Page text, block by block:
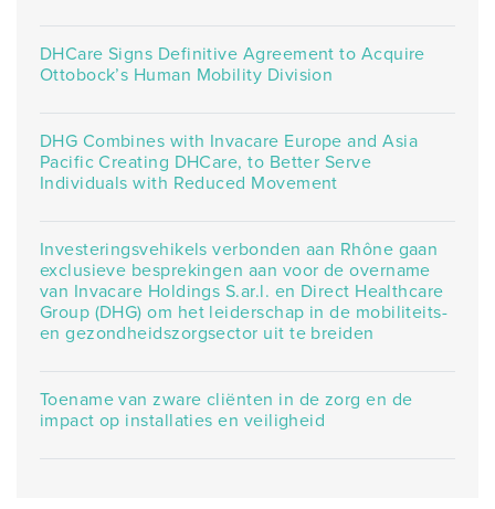
DHCare Signs Definitive Agreement to Acquire
Ottobock’s Human Mobility Division
DHG Combines with Invacare Europe and Asia
Pacific Creating DHCare, to Better Serve
Individuals with Reduced Movement
Investeringsvehikels verbonden aan Rhône gaan
exclusieve besprekingen aan voor de overname
van Invacare Holdings S.ar.l. en Direct Healthcare
Group (DHG) om het leiderschap in de mobiliteits-
en gezondheidszorgsector uit te breiden
Toename van zware cliënten in de zorg en de
impact op installaties en veiligheid